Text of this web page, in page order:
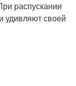
распускании
удивляют своей